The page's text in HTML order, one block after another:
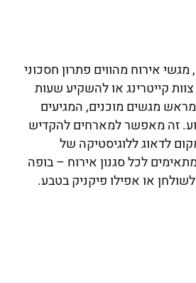
מגשי אירוח מהווים פתרון חסכוני
קייטרינג או להשקיע שעות
מראש מגשים מוכנים, המגיעים
זה מאפשר למארחים להקדיש
לדאוג ללוגיסטיקה של
לכל סגנון אירוח – בופה
או אפילו פיקניק בטבע.